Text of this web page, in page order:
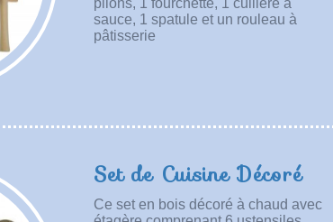
pilons, 1 fourchette, 1 cuillère à
sauce, 1 spatule et un rouleau à
pâtisserie
Set de Cuisine Décoré
Ce set en bois décoré à chaud avec